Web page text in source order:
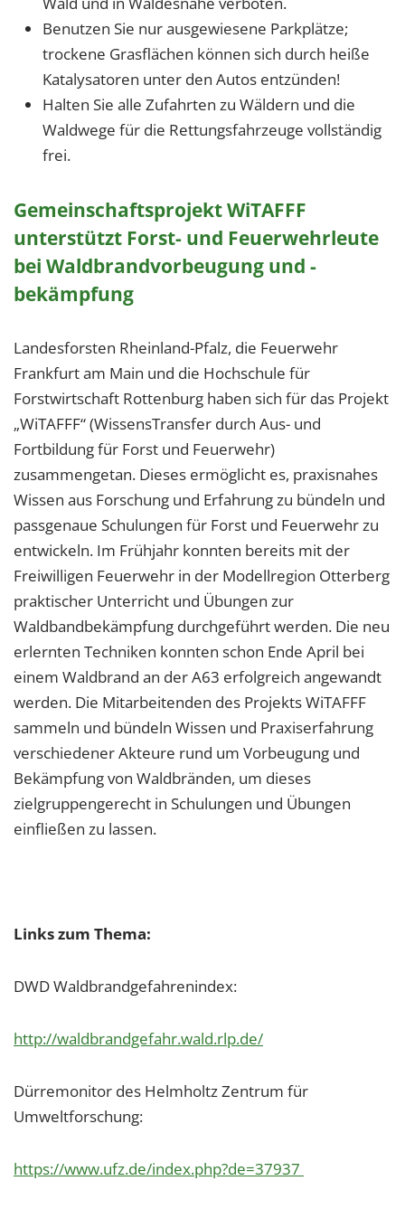
Benutzen Sie nur ausgewiesene Parkplätze;
trockene Grasflächen können sich durch heiße
Katalysatoren unter den Autos entzünden!
Halten Sie alle Zufahrten zu Wäldern und die
Waldwege für die Rettungsfahrzeuge vollständig
frei.
Gemeinschaftsprojekt WiTAFFF
unterstützt Forst- und Feuerwehrleute
bei Waldbrandvorbeugung und -
bekämpfung
Landesforsten Rheinland-Pfalz, die Feuerwehr
Frankfurt am Main und die Hochschule für
Forstwirtschaft Rottenburg haben sich für das Projekt
„WiTAFFF“ (WissensTransfer durch Aus- und
Fortbildung für Forst und Feuerwehr)
zusammengetan. Dieses ermöglicht es, praxisnahes
Wissen aus Forschung und Erfahrung zu bündeln und
passgenaue Schulungen für Forst und Feuerwehr zu
entwickeln. Im Frühjahr konnten bereits mit der
Freiwilligen Feuerwehr in der Modellregion Otterberg
praktischer Unterricht und Übungen zur
Waldbandbekämpfung durchgeführt werden. Die neu
erlernten Techniken konnten schon Ende April bei
einem Waldbrand an der A63 erfolgreich angewandt
werden. Die Mitarbeitenden des Projekts WiTAFFF
sammeln und bündeln Wissen und Praxiserfahrung
verschiedener Akteure rund um Vorbeugung und
Bekämpfung von Waldbränden, um dieses
zielgruppengerecht in Schulungen und Übungen
einfließen zu lassen.
Links zum Thema:
DWD Waldbrandgefahrenindex:
http://waldbrandgefahr.wald.rlp.de/
Dürremonitor des Helmholtz Zentrum für
Umweltforschung:
https://www.ufz.de/index.php?de=37937